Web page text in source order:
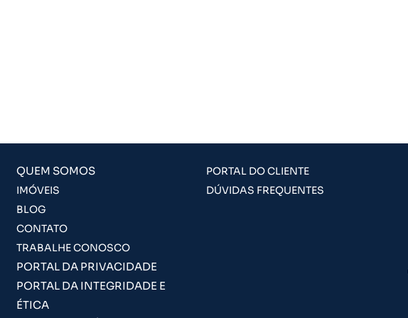
QUEM SOMOS
IMÓVEIS
BLOG
CONTATO
TRABALHE CONOSCO
PORTAL DA PRIVACIDADE
PORTAL DA INTEGRIDADE E
ÉTICA
PORTAL DO CLIENTE
DÚVIDAS FREQUENTES